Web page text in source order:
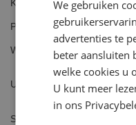
Kwaliteit
Prijs
1
star
2
stars
3
stars
4
stars
5
stars
Waarde
star
stars
stars
stars
stars
Uw naam
Samenvatting
We gebruiken
advertenties te
beter aansluiten
welke cookies u
U kunt meer
in ons